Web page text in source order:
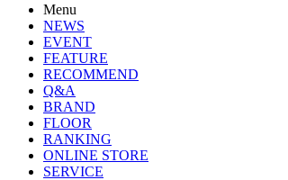
Menu
NEWS
EVENT
FEATURE
RECOMMEND
Q&A
BRAND
FLOOR
RANKING
ONLINE STORE
SERVICE